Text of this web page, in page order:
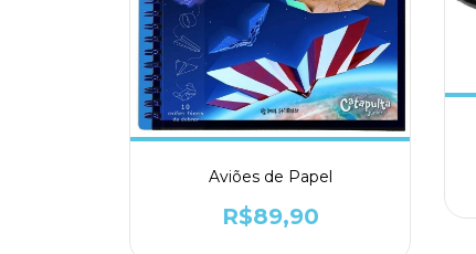
Aviões de Papel
R$89,90